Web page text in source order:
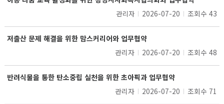
조회수 43
2026-07-20
관리자
저출산 문제 해결을 위한 맘스커리어와 업무협약
조회수 48
2026-07-20
관리자
반려식물을 통한 탄소중립 실천을 위한 초아픽과 업무협약
조회수 71
2026-07-20
관리자